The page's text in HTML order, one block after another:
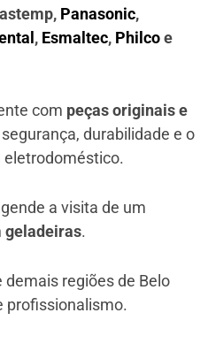
Panasonic,
, Esmaltec, Philcoe
com peças originais e
durabilidade e o
eletrodoméstico.
a visita de um
geladeiras.
regiões de Belo
profissionalismo.